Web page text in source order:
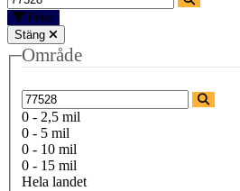
Filter
Stäng
Område
0 - 2,5 mil
0 - 5 mil
0 - 10 mil
0 - 15 mil
Hela landet